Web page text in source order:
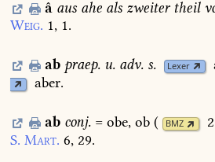
â ausahe alszweitertheil
Weig. 1, 1.
ab praep. u. adv. s. Lexer
aber.
ab conj.=obe,ob ( BMZ
S. Mart. 6, 29.